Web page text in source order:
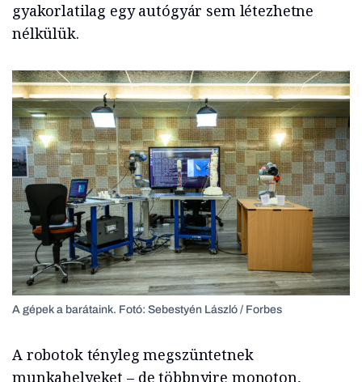
gyakorlatilag egy autógyár sem létezhetne
nélkülük.
A gépek a barátaink. Fotó: Sebestyén László / Forbes
A robotok tényleg megszüntetnek
munkahelyeket – de többnyire monoton,